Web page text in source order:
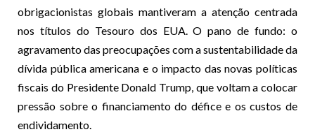
obrigacionistas globais mantiveram a atenção centrada
nos títulos do Tesouro dos EUA. O pano de fundo: o
agravamento das preocupações com a sustentabilidade da
dívida pública americana e o impacto das novas políticas
fiscais do Presidente Donald Trump, que voltam a colocar
pressão sobre o financiamento do défice e os custos de
endividamento.